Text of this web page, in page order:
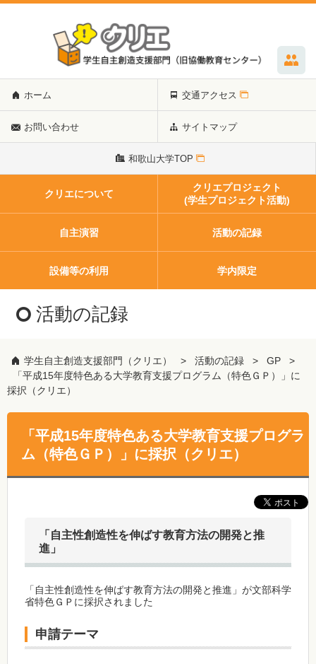
ホーム 交通アクセス
お問い合わせ サイトマップ
和歌山大学TOP
クリエについて
クリエプロジェクト
(学生プロジェクト活動)
自主演習 活動の記録
設備等の利用 学内限定
活動の記録
学生自主創造支援部門（クリエ） 活動の記録
GP
「平成15年度特色ある大学教育支援プログラム（特色ＧＰ）」に
採択（クリエ）
「平成15年度特色ある大学教育支援プログラ
ム（特色ＧＰ）」に採択（クリエ）
「自主性創造性を伸ばす教育方法の開発と推
進」
「自主性創造性を伸ばす教育方法の開発と推進」が文部科学
省特色ＧＰに採択されました
申請テーマ